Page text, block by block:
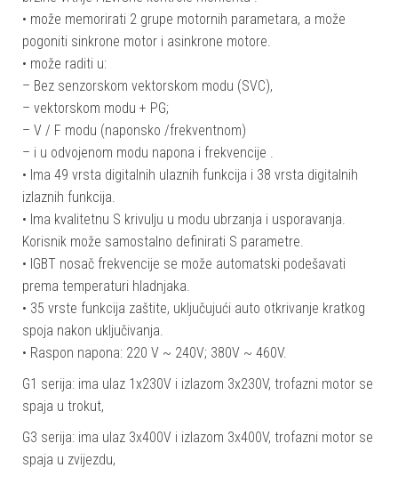
• može memorirati 2 grupe motornih parametara, a može
pogoniti sinkrone motor i asinkrone motore.
• može raditi u:
– Bez senzorskom vektorskom modu (SVC),
– vektorskom modu + PG;
– V / F modu (naponsko /frekventnom)
– i u odvojenom modu napona i frekvencije .
• Ima 49 vrsta digitalnih ulaznih funkcija i 38 vrsta digitalnih
izlaznih funkcija.
• Ima kvalitetnu S krivulju u modu ubrzanja i usporavanja.
Korisnik može samostalno definirati S parametre.
• IGBT nosač frekvencije se može automatski podešavati
prema temperaturi hladnjaka.
• 35 vrste funkcija zaštite, uključujući auto otkrivanje kratkog
spoja nakon uključivanja.
• Raspon napona: 220 V ~ 240V; 380V ~ 460V.
G1 serija: ima ulaz 1x230V i izlazom 3x230V, trofazni motor se
spaja u trokut,
G3 serija: ima ulaz 3x400V i izlazom 3x400V, trofazni motor se
spaja u zvijezdu,